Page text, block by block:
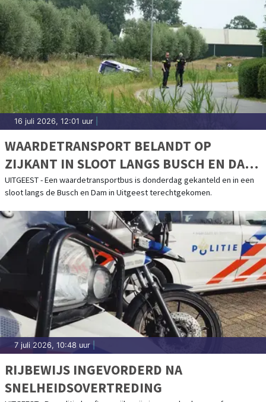
16 juli 2026, 12:01 uur
WAARDETRANSPORT BELANDT OP
ZIJKANT IN SLOOT LANGS BUSCH EN DAM
IN UITGEEST
UITGEEST - Een waardetransportbus is donderdag gekanteld en in een
sloot langs de Busch en Dam in Uitgeest terechtgekomen.
7 juli 2026, 10:48 uur
RIJBEWIJS INGEVORDERD NA
SNELHEIDSOVERTREDING